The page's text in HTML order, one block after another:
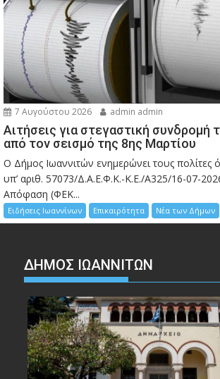
7 Αυγούστου 2026 admin admin
Αιτήσεις για στεγαστική
από τον σεισμό της 8ης Μαρτίου
Ο Δήμος Ιωαννιτών ενημερώνει τους πολίτες
υπ’ αριθ. 57073/Δ.Α.Ε.Φ.Κ.-Κ.Ε./Α325/16-07-
Απόφαση (ΦΕΚ...
Ειδήσεις Ιωαννίνων Επικαιρότητα Νέα των Δήμων
ΔΗΜΟΣ ΙΩΑΝΝΙΤΩΝ